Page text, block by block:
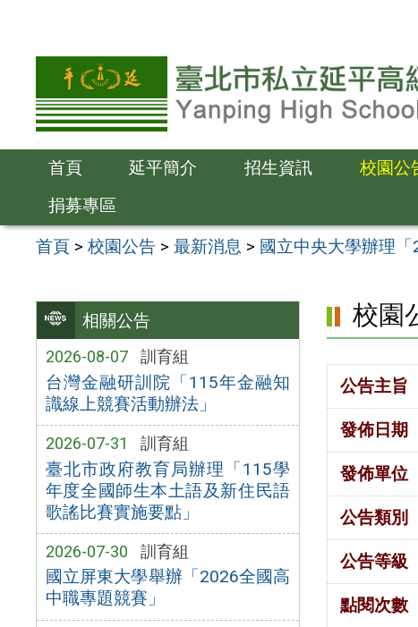
容
首頁 延平簡介 招生資訊 校園公
捐募專區
首頁 >校園公告 >最新消息 > 國立中央大學辦理
相關公告
2026-08-07 訓育組
台灣金融研訓院「115年金融知
識線上競賽活動辦法」
2026-07-31 訓育組
臺北市政府教育局辦理「115學
年度全國師生本土語及新住民語
歌謠比賽實施要點」
2026-07-30 訓育組
國立屏東大學舉辦「2026全國高
中職專題競賽」
校園
公告主旨
發佈日期
發佈單位
公告類別
公告等級
點閱次數